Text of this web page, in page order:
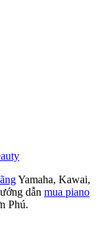
Yamaha, Kawai,
dẫn mua piano
Phú.